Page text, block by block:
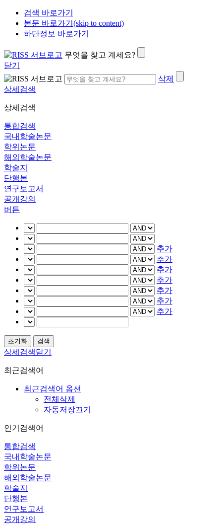
검색 바로가기
본문 바로가기(skip to content)
하단정보 바로가기
무엇을 찾고 계세요?
닫기
삭제
상세검색
상세검색
통합검색
국내학술논문
학위논문
해외학술논문
학술지
단행본
연구보고서
공개강의
버튼
추가
추가
추가
추가
추가
추가
추가
상세검색닫기
최근검색어
최근검색어 옵션
전체삭제
자동저장끄기
인기검색어
통합검색
국내학술논문
학위논문
해외학술논문
학술지
단행본
연구보고서
공개강의